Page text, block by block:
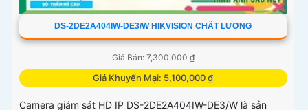
DS-2DE2A404IW-DE3/W HIKVISION CHẤT LƯỢNG
Giá Bán: 7,300,000 ₫
Giá Khuyến Mại: 5,100,000 ₫
Camera giám sát HD IP DS-2DE2A404IW-DE3/W là sản